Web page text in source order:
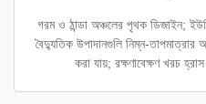
গরম ও ঠান্ডা অঞ্চলের পৃথক ডিজাইন;
বৈদ্যুতিক উপাদানগুলি নিম্ন-
করা যায়; রক্ষণাবেক্ষণ খরচ